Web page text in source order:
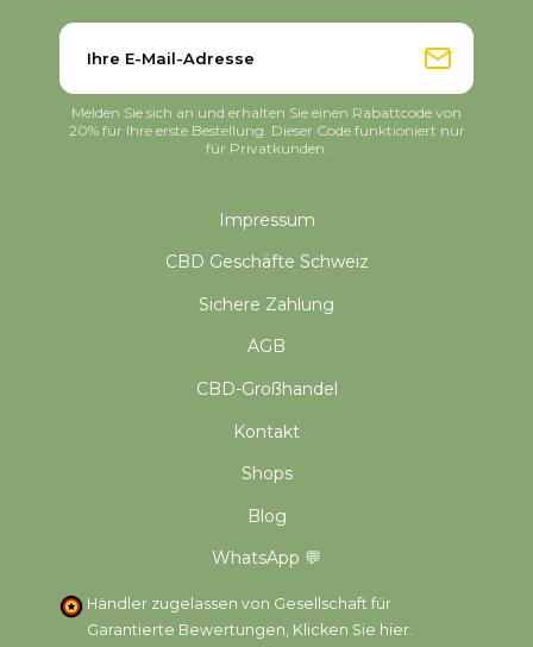
Impressum
CBD Geschäfte Schweiz
Sichere Zahlung
AGB
CBD-Großhandel
Kontakt
Shops
Blog
WhatsApp 💬
Händler zugelassen von Gesellschaft für
Garantierte Bewertungen, Klicken Sie hier.
Melden Sie sich an und erhalten Sie einen Rabattcode von
20% für Ihre erste Bestellung. Dieser Code funktioniert nur
für Privatkunden.